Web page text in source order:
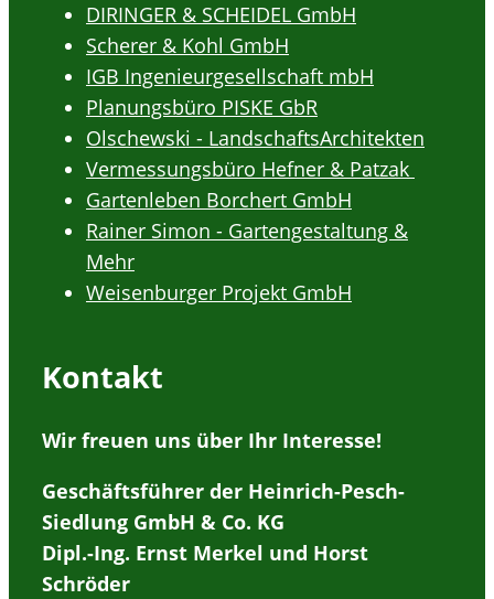
DIRINGER & SCHEIDEL GmbH
Scherer & Kohl GmbH
IGB Ingenieurgesellschaft mbH
Planungsbüro PISKE GbR
Olschewski - LandschaftsArchitekten
Vermessungsbüro Hefner & Patzak
Gartenleben Borchert GmbH
Rainer Simon - Gartengestaltung &
Mehr
Weisenburger Projekt GmbH
Kontakt
Wir freuen uns über Ihr Interesse!
Geschäftsführer der Heinrich-Pesch-
Siedlung GmbH & Co. KG
Dipl.-Ing. Ernst Merkel und Horst
Schröder